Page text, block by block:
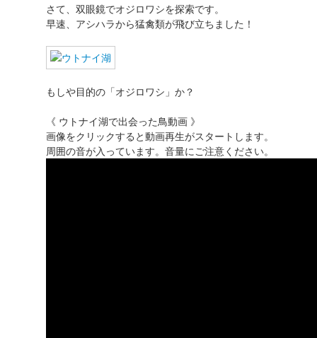
さて、双眼鏡でオジロワシを探索です。
早速、アシハラから猛禽類が飛び立ちました！
もしや目的の「オジロワシ」か？
《 ウトナイ湖で出会った鳥動画 》
画像をクリックすると動画再生がスタートします。
周囲の音が入っています。音量にご注意ください。